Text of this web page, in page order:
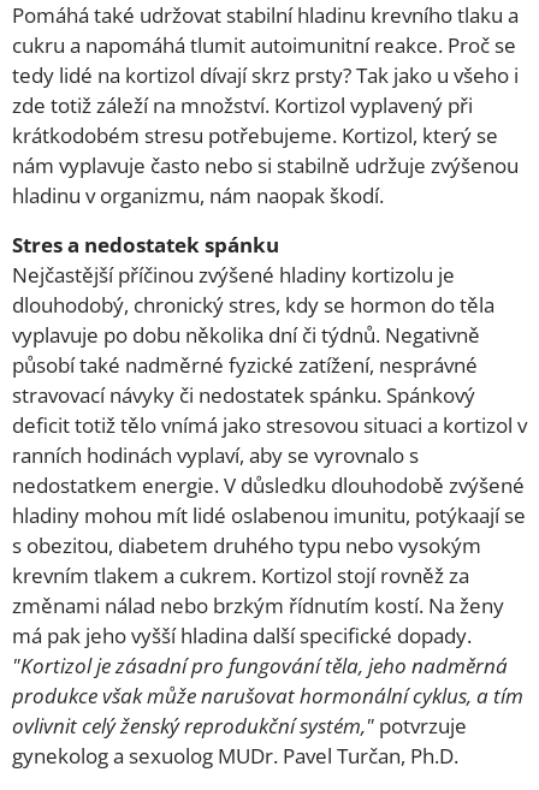
Pomáhá také udržovat stabilní hladinu krevního tlaku a
cukru a napomáhá tlumit autoimunitní reakce. Proč se
tedy lidé na kortizol dívají skrz prsty? Tak jako u všeho i
zde totiž záleží na množství. Kortizol vyplavený při
krátkodobém stresu potřebujeme. Kortizol, který se
nám vyplavuje často nebo si stabilně udržuje zvýšenou
hladinu v organizmu, nám naopak škodí.
Stres a nedostatek spánku
Nejčastější příčinou zvýšené hladiny kortizolu je
dlouhodobý, chronický stres, kdy se hormon do těla
vyplavuje po dobu několika dní či týdnů. Negativně
působí také nadměrné fyzické zatížení, nesprávné
stravovací návyky či nedostatek spánku. Spánkový
deficit totiž tělo vnímá jako stresovou situaci a kortizol v
ranních hodinách vyplaví, aby se vyrovnalo s
nedostatkem energie. V důsledku dlouhodobě zvýšené
hladiny mohou mít lidé oslabenou imunitu, potýkaají se
s obezitou, diabetem druhého typu nebo vysokým
krevním tlakem a cukrem. Kortizol stojí rovněž za
změnami nálad nebo brzkým řídnutím kostí. Na ženy
má pak jeho vyšší hladina další specifické dopady.
"Kortizol je zásadní pro fungování těla, jeho nadměrná
produkce však může narušovat hormonální cyklus, a tím
ovlivnit celý ženský reprodukční systém," potvrzuje
gynekolog a sexuolog MUDr. Pavel Turčan, Ph.D.